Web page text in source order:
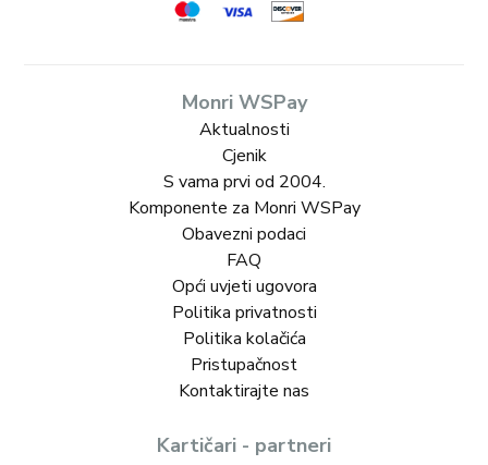
Monri WSPay
Aktualnosti
Cjenik
S vama prvi od 2004.
Komponente za Monri WSPay
Obavezni podaci
FAQ
Opći uvjeti ugovora
Politika privatnosti
Politika kolačića
Pristupačnost
Kontaktirajte nas
Kartičari - partneri